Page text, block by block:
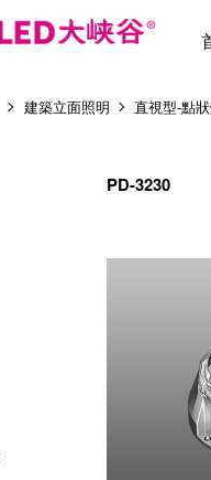
建築立面照明 直視型-點
PD-3230